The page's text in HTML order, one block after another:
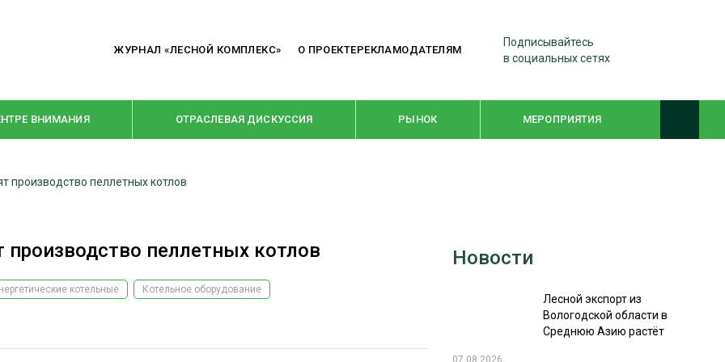
ЖУРНАЛ «ЛЕСНОЙ КОМПЛЕКС» О ПРОЕКТЕРЕКЛАМОДАТЕЛЯМ
Подписывайтесь
в социальных сетях
ВНИМАНИЯ ОТРАСЛЕВАЯ ДИСКУССИЯ РЫНОК МЕРОПРИЯТИЯ
ДОМОСТРОЕНИЕ
КРУПНЫМ ПЛАНОМ
ВЗГЛЯД ИЗНУТРИ
WOODEX-2021
СУШКА ДРЕВЕСИНЫ
производство пеллетных котлов
производство пеллетных котлов
котельные Котельное оборудование
Новости
Лесной экспорт из
Вологодской области в
Среднюю Азию растёт
07.08.2026